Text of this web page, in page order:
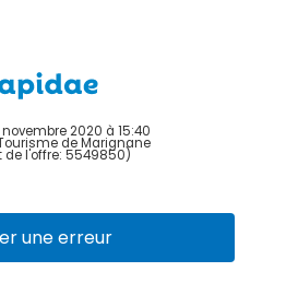
2020 à 15:40
de Marignane
l'offre: 5549850)
une erreur